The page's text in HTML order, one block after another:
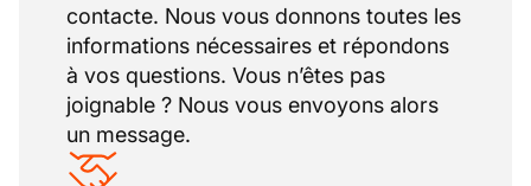
contacte. Nous vous donnons toutes les
informations nécessaires et répondons
à vos questions. Vous n’êtes pas
joignable ? Nous vous envoyons alors
un message.